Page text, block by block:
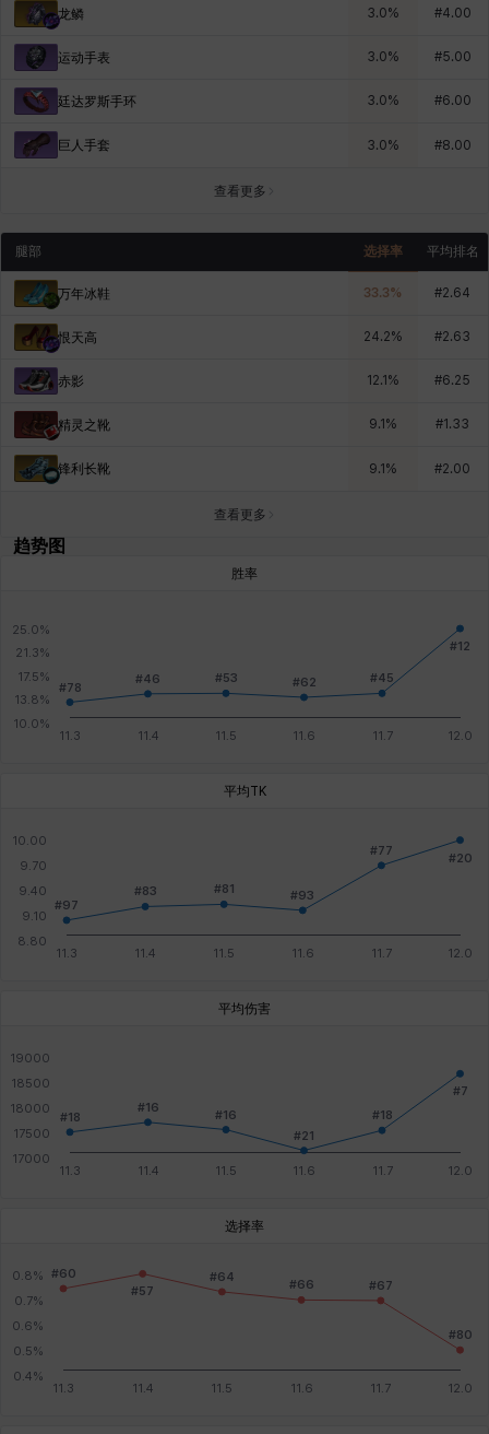
龙鳞 3.0% #4.00
运动手表 3.0% #5.00
廷达罗斯手环 3.0% #6.00
巨人手套 3.0% #8.00
查看更多
腿部 选择率 平均排名
万年冰鞋 33.3% #2.64
恨天高 24.2% #2.63
赤影 12.1 % #6.25
精灵之靴 9.1 % #1.33
锋利长靴 9.1 % #2.00
查看更多
趋势图
胜率
平均TK
平均伤害
选择率